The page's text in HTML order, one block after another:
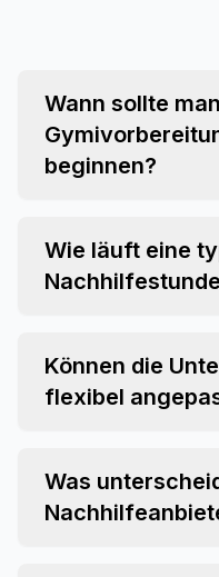
Wann sollte
beginnen?
Wie läuft eine
Können die
flexibel
Was